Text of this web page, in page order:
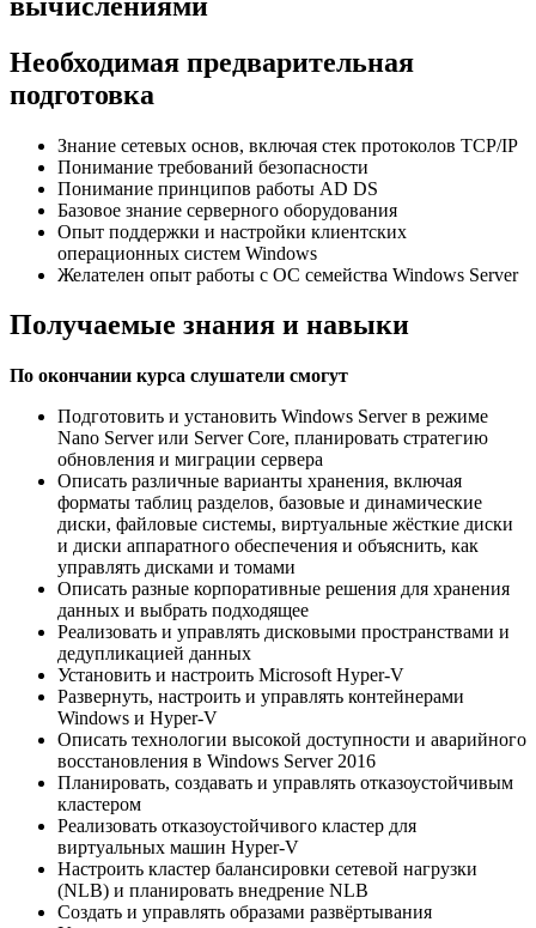
Необходимая предварительная
подготовка
Знание сетевых основ, включая стек протоколов ТСР/IP
Понимание требований безопасности
Понимание принципов работы AD DS
Базовое знание серверного оборудования
Опыт поддержки и настройки клиентских
операционных систем Windows
Желателен опыт работы с ОС семейства Windows Server
Получаемые знания и навыки
По окончании курса слушатели смогут
Подготовить и установить Windows Server в режиме
Nano Server или Server Core, планировать стратегию
обновления и миграции сервера
Описать различные варианты хранения, включая
форматы таблиц разделов, базовые и динамические
диски, файловые системы, виртуальные жёсткие диски
и диски аппаратного обеспечения и объяснить, как
управлять дисками и томами
Описать разные корпоративные решения для хранения
данных и выбрать подходящее
Реализовать и управлять дисковыми пространствами и
дедупликацией данных
Установить и настроить Microsoft Hyper-V
Развернуть, настроить и управлять контейнерами
Windows и Hyper-V
Описать технологии высокой доступности и аварийного
восстановления в Windows Server 2016
Планировать, создавать и управлять отказоустойчивым
кластером
Реализовать отказоустойчивого кластер для
виртуальных машин Hyper-V
Настроить кластер балансировки сетевой нагрузки
(NLB) и планировать внедрение NLB
Создать и управлять образами развёртывания